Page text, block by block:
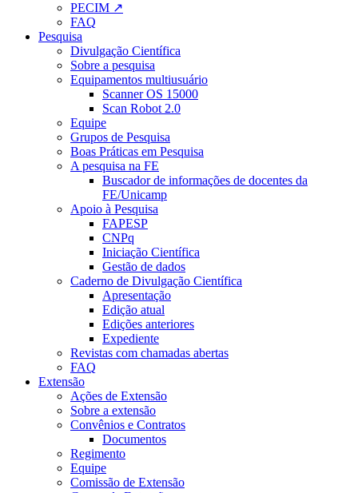
PECIM ↗
FAQ
Pesquisa
Divulgação Científica
Sobre a pesquisa
Equipamentos multiusuário
Scanner OS 15000
Scan Robot 2.0
Equipe
Grupos de Pesquisa
Boas Práticas em Pesquisa
A pesquisa na FE
Buscador de informações de docentes da
FE/Unicamp
Apoio à Pesquisa
FAPESP
CNPq
Iniciação Científica
Gestão de dados
Caderno de Divulgação Científica
Apresentação
Edição atual
Edições anteriores
Expediente
Revistas com chamadas abertas
FAQ
Extensão
Ações de Extensão
Sobre a extensão
Convênios e Contratos
Documentos
Regimento
Equipe
Comissão de Extensão